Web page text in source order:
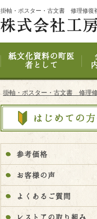
掛軸・ポスター・古文書 修理修復
紙文化資料の町医
者として
掛軸・ポスター・古文書 修理
参考価格
お客様の声
よくあるご質問
レストアの取り組み